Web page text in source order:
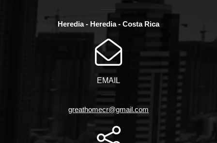
Heredia - Heredia - Costa Rica
EMAIL
greathomecr@gmail.com